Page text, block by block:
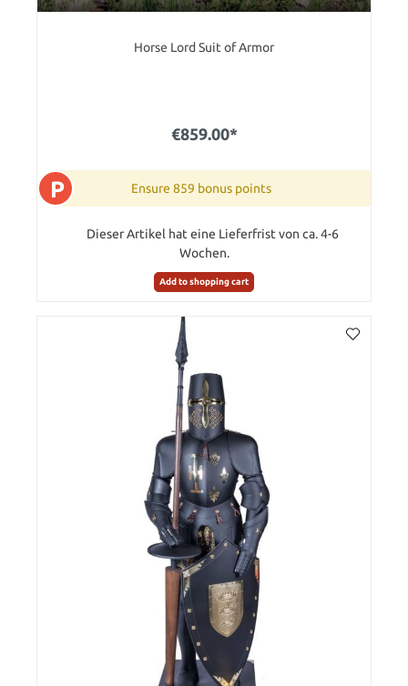
Horse Lord Suit of Armor
€859.00*
P Ensure 859 bonus points
Dieser Artikel hat eine Lieferfrist von ca. 4-6
Wochen.
Add to shopping cart